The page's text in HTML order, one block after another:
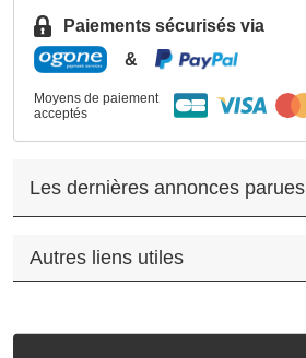
Paiements sécurisés via
&
Moyens de paiement
acceptés
Les dernières annonces parues
Autres liens utiles
.